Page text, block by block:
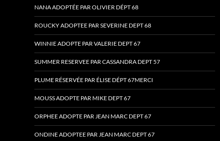
NANA ADOPTÉE PAR OLIVIER DÉPT 68
ROUCKY ADOPTEE PAR SEVERINE DEPT 68
WINNIE ADOPTE PAR VALERIE DEPT 67
SUMMER RESERVEE PAR CASSANDRA DEPT 57
PLUME RÉSERVÉE PAR ÉLISE DÉPT 67MERCI
MOUSS ADOPTE PAR MIKE DEPT 67
ORPHEE ADOPTE PAR JEAN MARC DEPT 67
ONDINE ADOPTEE PAR JEAN MARC DEPT 67